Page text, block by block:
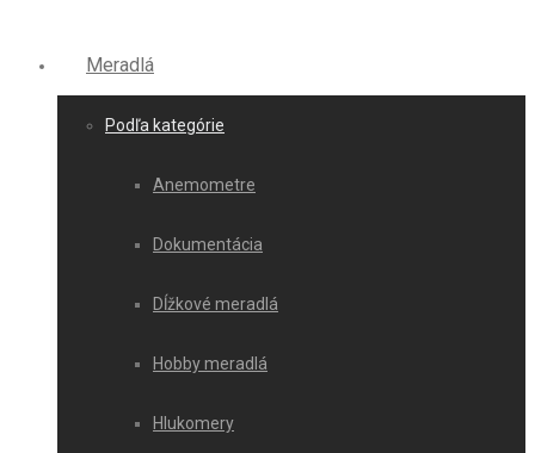
Meradlá
Podľa kategórie
Anemometre
Dokumentácia
Dĺžkové meradlá
Hobby meradlá
Hlukomery